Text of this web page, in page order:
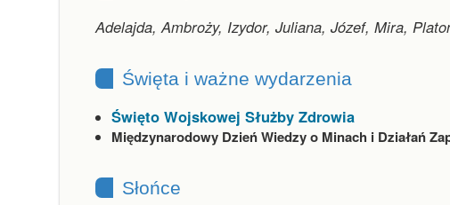
Adelajda, Ambroży, Izydor, Juliana, Józef, Mira,
Święta i ważne wydarzenia
Święto Wojskowej Służby Zdrowia
Międzynarodowy Dzień Wiedzy o Minach i Działań
Słońce